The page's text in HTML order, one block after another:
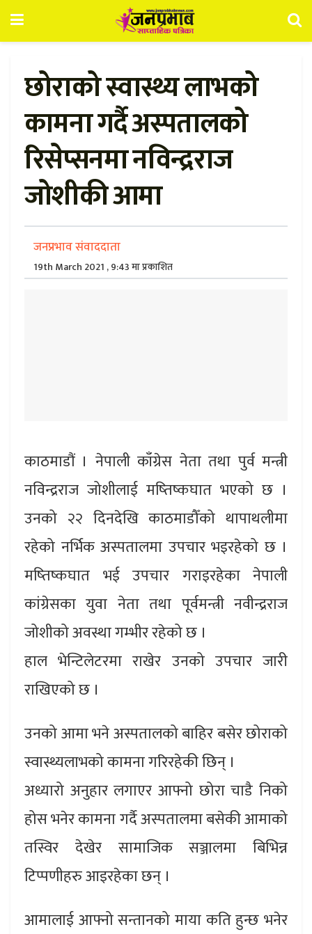
छोराको स्वास्थ्य लाभको
कामना गर्दै अस्पतालको
रिसेप्सनमा नविन्द्रराज
जोशीकी आमा
जनप्रभाव संवाददाता
19th March 2021 , 9:43 मा प्रकाशित
काठमाडौं । नेपाली काँग्रेस नेता तथा पुर्व मन्त्री
नविन्द्रराज जोशीलाई मष्तिष्कघात भएको छ ।
उनको २२ दिनदेखि काठमाडौँको थापाथलीमा
रहेको नर्भिक अस्पतालमा उपचार भइरहेको छ ।
मष्तिष्कघात भई उपचार गराइरहेका नेपाली
कांग्रेसका युवा नेता तथा पूर्वमन्त्री नवीन्द्रराज
जोशीको अवस्था गम्भीर रहेको छ ।
हाल भेन्टिलेटरमा राखेर उनको उपचार जारी
राखिएको छ ।
उनको आमा भने अस्पतालको बाहिर बसेर छोराको
स्वास्थ्यलाभको कामना गरिरहेकी छिन् ।
अध्यारो अनुहार लगाएर आफ्नो छोरा चाडै निको
होस भनेर कामना गर्दै अस्पतालमा बसेकी आमाको
तस्विर देखेर सामाजिक सञ्जालमा बिभिन्न
टिप्पणीहरु आइरहेका छन् ।
आमालाई आफ्नो सन्तानको माया कति हुन्छ भनेर